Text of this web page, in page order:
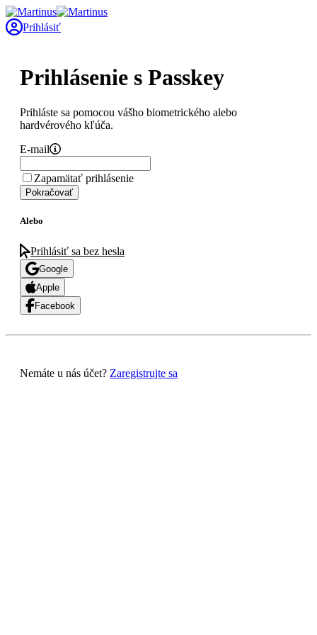
Prihlásiť
Prihlásenie s Passkey
Prihláste sa pomocou vášho biometrického alebo
hardvérového kľúča.
E-mail
Zapamätať prihlásenie
Pokračovať
Alebo
Prihlásiť sa bez hesla
Google
Apple
Facebook
Nemáte u nás účet? Zaregistrujte sa